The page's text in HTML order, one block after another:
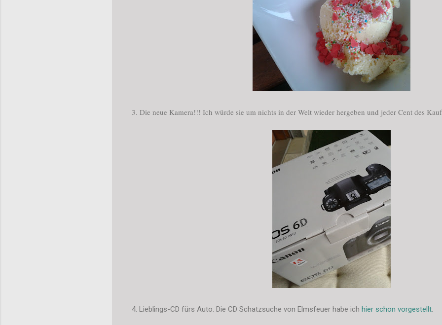
3. Die neue Kamera!!! Ich würde sie um nichts in der Welt wieder hergeben und jeder Cent des
4. Lieblings-CD fürs Auto. Die CD Schatzsuche von Elmsfeuer habe ich hier schon vorgestellt